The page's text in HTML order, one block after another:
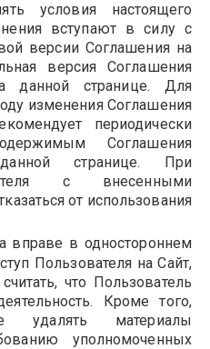
условия настоящего
вступают в силу с
версии Соглашения на
версия Соглашения
данной странице. Для
изменения Соглашения
периодически
Соглашения
странице. При
с внесенными
от использования
вправе в одностороннем
Пользователя на Сайт,
что Пользователь
Кроме того,
удалять материалы
уполномоченных